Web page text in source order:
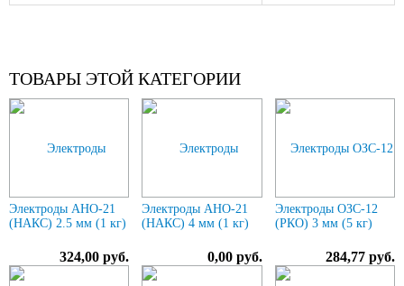
ТОВАРЫ ЭТОЙ КАТЕГОРИИ
Электроды АНО-21
(НАКС) 2.5 мм (1 кг)
324,00 руб.
Электроды АНО-21
(НАКС) 4 мм (1 кг)
0,00 руб.
Электроды ОЗС-12
(РКО) 3 мм (5 кг)
284,77 руб.